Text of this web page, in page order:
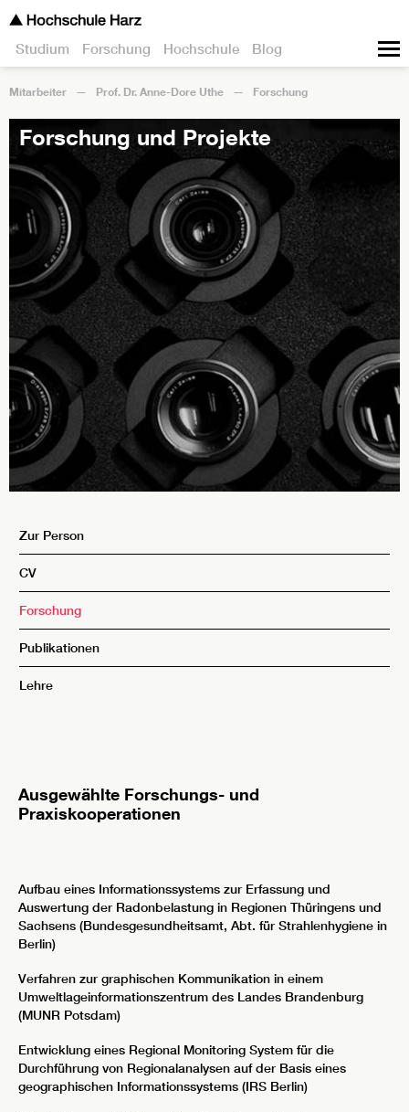
Studium Forschung Hochschule Blog
Mitarbeiter Prof. Dr. Anne-Dore Uthe Forschung
Forschung und Projekte
Zur Person
CV
Forschung
Publikationen
Lehre
Ausgewählte Forschungs- und
Praxiskooperationen
Aufbau eines Informationssystems zur Erfassung und
Auswertung der Radonbelastung in Regionen Thüringens und
Sachsens (Bundesgesundheitsamt, Abt. für Strahlenhygiene in
Berlin)
Verfahren zur graphischen Kommunikation in einem
Umweltlageinformationszentrum des Landes Brandenburg
(MUNR Potsdam)
Entwicklung eines Regional Monitoring System für die
Durchführung von Regionalanalysen auf der Basis eines
geographischen Informationssystems (IRS Berlin)